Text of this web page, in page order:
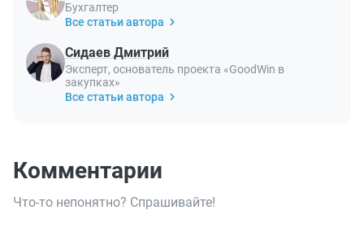
Бухгалтер
Все статьи автора
Сидаев Дмитрий
Эксперт, основатель проекта «GoodWin в
закупках»
Все статьи автора
Комментарии
Что-то непонятно? Спрашивайте!